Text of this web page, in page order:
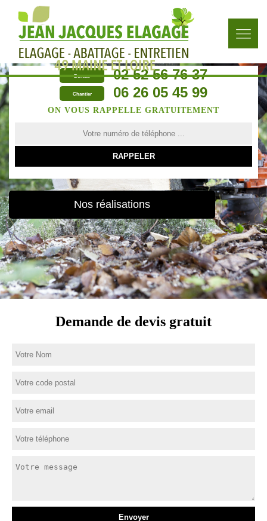
Bureau 02 52 56 76 37
Chantier 06 26 05 45 99
ON VOUS RAPPELLE GRATUITEMENT
Nos réalisations
Demande de devis gratuit